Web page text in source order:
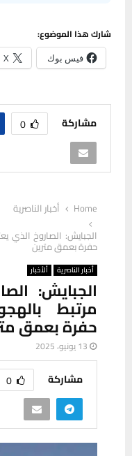
شارك هذا الموضوع:
فيس بوك X
مشاركة 0
Home
أخبار الناصرية
الجبايش: الصاروخ الذي
حفرة بعمق مترين
أخبار الناصرية ألأخبار
الجبايش:
مرتبط
حفرة بعمق
13 يونيو، 2025
مشاركة 0